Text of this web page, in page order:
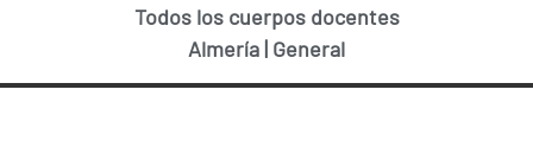
Todos los cuerpos docentes
Almería | General